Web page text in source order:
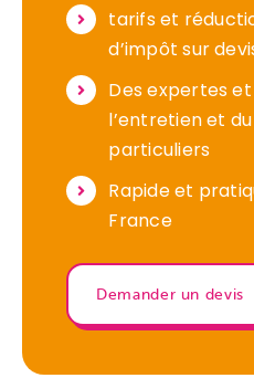
tarifs et
d’impôt sur
Des expertes
l’entretien et
particuliers
Rapide et
France
Demander un devis